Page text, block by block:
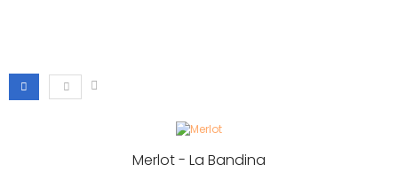
Merlot - La Bandina